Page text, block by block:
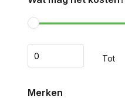
Tot
Merken